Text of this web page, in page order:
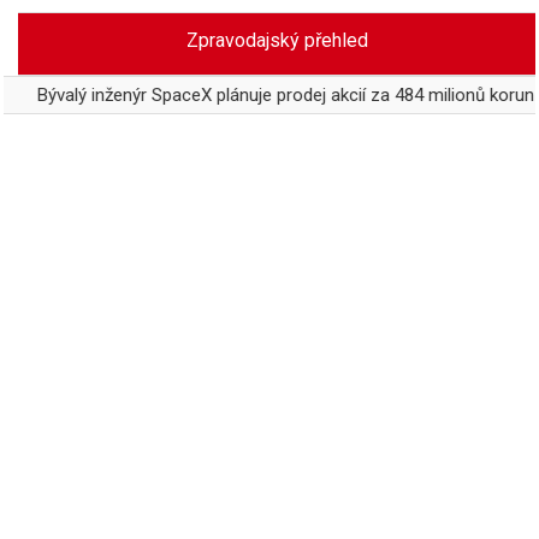
Skip
content
Zpravodajský přehled
plánuje prodej akcií za 484 milionů korun Úmrtí OSVČ